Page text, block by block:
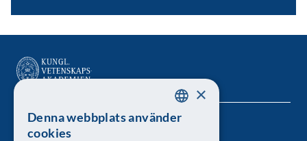
Kungl. Vetenskapsakademien SWEDISH
×
Denna webbplats använder
cookies